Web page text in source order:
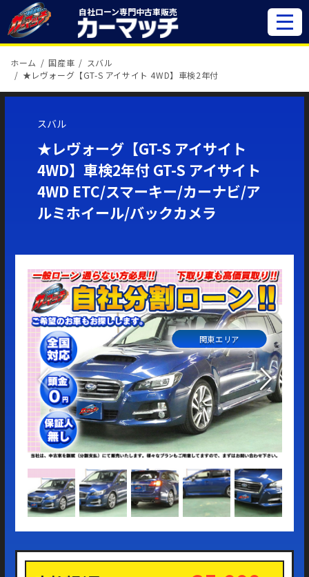
自社ローン専門中古車販売
ホーム 国産車
スバル
★レヴォーグ【GT-S アイサイト 4WD】車検2年付
スバル
★レヴォーグ【GT-S アイサイト
4WD】車検2年付 GT-S アイサイト
4WD ETC/スマーキー/カーナビ/ア
ルミホイール/バックカメラ
関東エリア